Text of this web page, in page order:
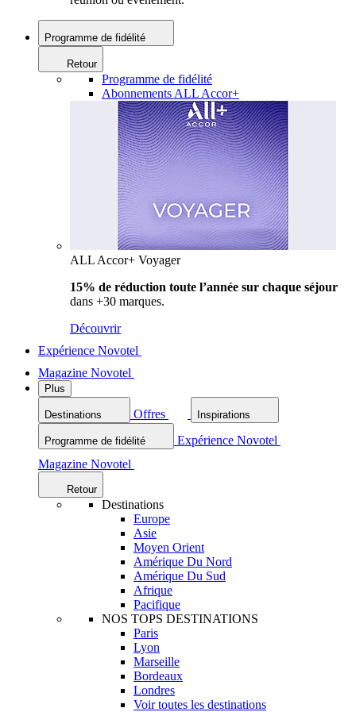
Programme de fidélité
Retour
Programme de fidélité
Abonnements ALL Accor+
ALL Accor+ Voyager
15% de réduction toute l’année sur chaque séjour
dans +30 marques.
Découvrir
Expérience Novotel
Magazine Novotel
Plus
Destinations Offres Inspirations
Programme de fidélité
Expérience Novotel
Magazine Novotel
Retour
Destinations
Europe
Asie
Moyen Orient
Amérique Du Nord
Amérique Du Sud
Afrique
Pacifique
NOS TOPS DESTINATIONS
Paris
Lyon
Marseille
Bordeaux
Londres
Voir toutes les destinations